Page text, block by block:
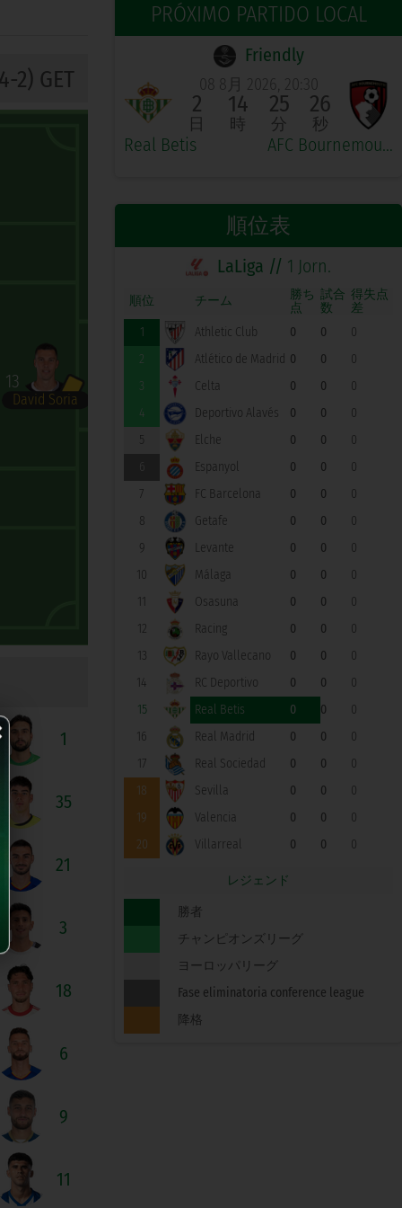
PRÓXIMO PARTIDO LOCAL
Friendly
Real Betis
08 8月 2026, 20:30
2 14
時
25
分
25
秒
AFC Bournemouth
順位表
LaLiga // 1 Jorn.
順位 チーム
勝ち
点
試合
数
得失点
差
1
Athletic Club 0 0
0
2
Atlético de Madrid 0 0
0
3
Celta 0 0
0
4
Deportivo Alavés 0 0
0
5
Elche 0 0
0
Espanyol 0 0
0
7
FC Barcelona 0 0
0
8
Getafe 0 0
0
9
Levante 0 0
0
10
Málaga 0 0
0
11
Osasuna 0 0
0
12
Racing 0 0
0
13
Rayo Vallecano 0 0
0
14
RC Deportivo 0 0
0
15
Real Betis 0 0
0
16
Real Madrid 0 0
0
17
Real Sociedad 0 0
0
18
Sevilla 0 0
0
19
Valencia 0 0
0
20
Villarreal 0 0 0
レジェンド
勝者
チャンピオンズリーグ
ヨーロッパリーグ
Fase eliminatoria conference league
降格
2) GET
13
David Soria
1
35
21
3
18
6
9
11